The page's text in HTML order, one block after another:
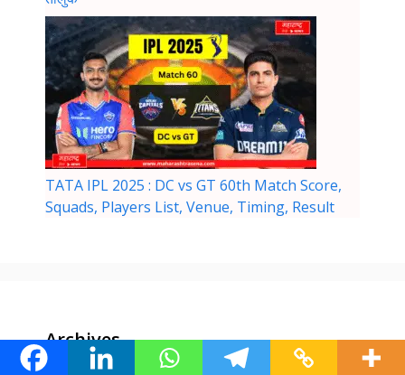
TATA IPL 2025 : DC vs GT 60th Match Score,
Squads, Players List, Venue, Timing, Result
Archives